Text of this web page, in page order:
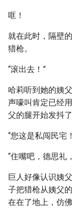
哐！
就在此时，隔壁
猎枪。
“滚出去！”
哈莉听到她的姨
声嚎叫肯定已经
父的腿开始发抖
“您这是私闯民宅
“住嘴吧，德思礼
巨人好像认识姨
子把猎枪从姨父
在在了地上，仿